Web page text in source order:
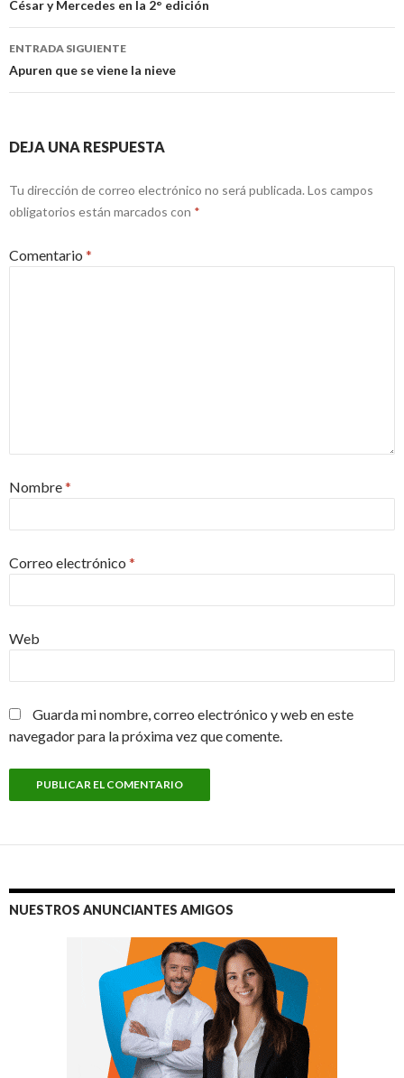
de
entradas
César y Mercedes en la 2° edición
ENTRADA SIGUIENTE
Apuren que se viene la nieve
DEJA UNA RESPUESTA
Tu dirección de correo electrónico no será publicada. Los campos
obligatorios están marcados con *
Comentario *
Nombre*
Correo electrónico *
Web
Guarda mi nombre, correo electrónico y web en este
navegador para la próxima vez que comente.
NUESTROS ANUNCIANTES AMIGOS